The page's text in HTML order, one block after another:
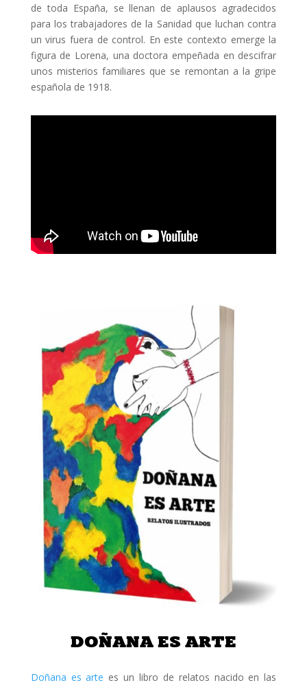
de toda España, se llenan de aplausos agradecidos
para los trabajadores de la Sanidad que luchan contra
un virus fuera de control. En este contexto emerge la
figura de Lorena, una doctora empeñada en descifrar
unos misterios familiares que se remontan a la gripe
española de 1918.
DOÑANA ES ARTE
Doñana es arte es un libro de relatos nacido en las